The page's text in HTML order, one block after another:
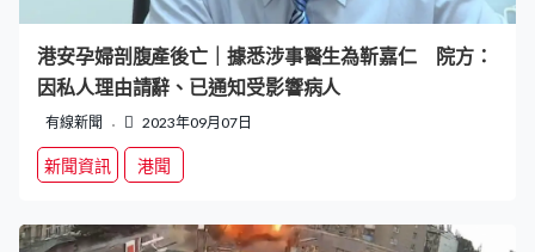
港安孕婦剖腹產後亡｜據悉涉事醫生為靳嘉仁 院方：
因私人理由請辭、已通知受影響病人
有線新聞 2023年09月07日
新聞資訊 港聞